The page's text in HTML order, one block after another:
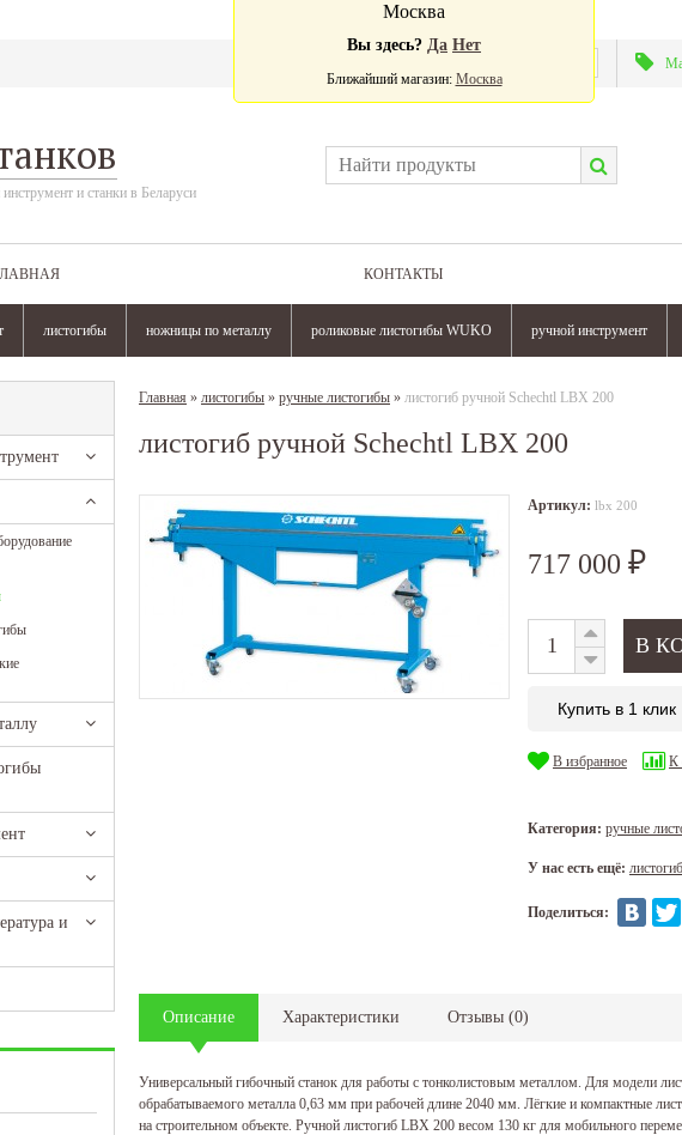
и станки в Беларуси
КОНТАКТЫ
листогибы ножницы по металлу роликовые листогибы WUKO ручной инструмент
Москва
Вы здесь? Да Нет
Ближайший магазин: Москва
и
Главная » листогибы » ручные листогибы » листогиб ручной Schechtl LBX 200
листогиб ручной Schechtl LBX 200
Артикул: lbx 200
717 000 ₽
Купить в 1 клик
В избранное К
Категория: ручные
У нас есть ещё: листогиб
Поделиться:
Описание Характеристики Отзывы (0)
Универсальный гибочный станок для работы с тонколистовым металлом. Для модели
обрабатываемого металла 0,63 мм при рабочей длине 2040 мм. Лёгкие и компактные
на строительном объекте. Ручной листогиб LBX 200 весом 130 кг для мобильного